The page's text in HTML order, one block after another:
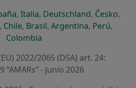
nueva pestaña
en una nueva pestaña
se abre en una nueva pestaña
, Italiase abre en una nueva
, Deutschlandse abre en
, Českose
,
una nueva pestaña
se abre en una nueva pestaña
, Chilese abre en una nueva pestaña
, Brasilse abre en una nueva
, Argentinase abre en
, Perúse
,
Colombia
2022/2065 (DSA) art. 24:
“AMARs” - Junio 2026